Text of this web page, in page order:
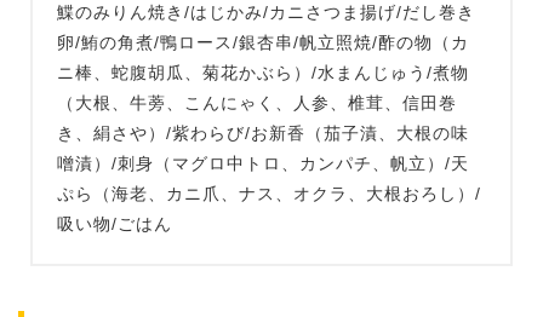
鰈のみりん焼き/はじかみ/カニさつま揚げ/だし巻き
卵/鮪の角煮/鴨ロース/銀杏串/帆立照焼/酢の物（カ
ニ棒、蛇腹胡瓜、菊花かぶら）/水まんじゅう/煮物
（大根、牛蒡、こんにゃく、人参、椎茸、信田巻
き、絹さや）/紫わらび/お新香（茄子漬、大根の味
噌漬）/刺身（マグロ中トロ、カンパチ、帆立）/天
ぷら（海老、カニ爪、ナス、オクラ、大根おろし）/
吸い物/ごはん